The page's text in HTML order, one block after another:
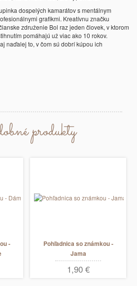
dospelých kamarátov s mentálnym
grafikmi. Kreatívnu značku
združenie Bol raz jeden človek, v ktorom
pomáhajú už viac ako 10 rokov.
naďalej to, v čom sú dobrí kúpou ich
produkty
-
Pohľadnica so známkou -
Jama
1,90 €